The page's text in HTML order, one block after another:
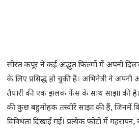
सीरत कपूर ने कई अद्भुत फिल्मों में अपनी
के लिए प्रसिद्ध हो चुकी हैं। अभिनेत्री ने अपनी
तैयारी की एक झलक फैंस के साथ साझा की
की कुछ बहुमोहक तस्वीरें साझा की हैं, जिनमें
विविधता दिखाई गई। प्रत्येक फोटो में